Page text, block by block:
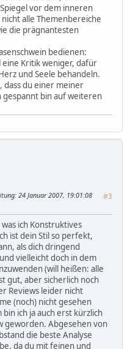
vor dem inneren
alle Themenbereiche
die prägnantesten
bedienen:
Kritik weniger, dafür
und Seele behandeln.
dass du einer meiner
gespannt bin auf weiteren
#3
: 24 Januar 2007, 19:01:08
ich Konstruktives
ist dein Stil so perfekt,
als dich dringend
vielleicht doch in dem
(will heißen: alle
gut, aber sicherlich noch
Reviews leider nicht
(noch) nicht gesehen
ich ja auch erst kürzlich
geworden. Abgesehen von
die beste Analyse
da du mit feinen und